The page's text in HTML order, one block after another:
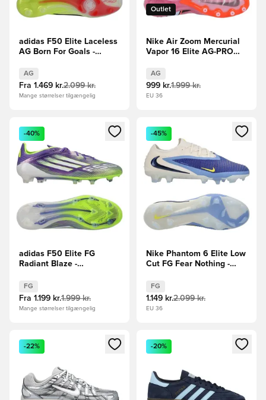
adidas F50 Elite Laceless
AG Born For Goals -
AG
Fra 1.469 kr.2.099 kr.
Mange størrelser tilgængelig
Outlet
Nike Air Zoom Mercurial
Vapor 16 Elite AG-PRO
Pink/Sort/Orange
AG
999 kr.1.999 kr.
EU 36
Åbner en Modal til at logge ind eller tilmelde dig som
-40%
adidas F50 Elite FG
Radiant Blaze -
FG
Fra 1.199 kr.1.999 kr.
Mange størrelser tilgængelig
Åbner en Modal til at logge
-45%
Nike Phantom 6 Elite Low
Cut FG Fear Nothing -
FG
1.149 kr.2.099 kr.
EU 36
Åbner en Modal til at logge ind eller tilmelde dig som
-22%
Åbner en Modal til at logge
-20%